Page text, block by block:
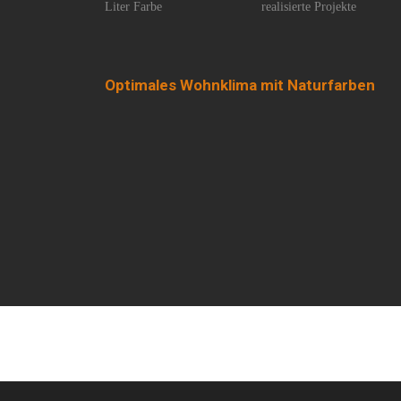
Liter Farbe realisierte Projekte
Optimales Wohnklima mit Naturfarben